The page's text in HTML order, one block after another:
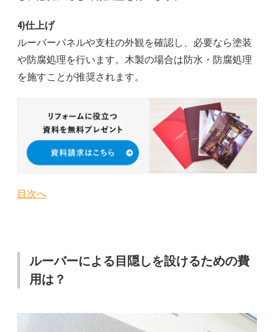
4)仕上げ
ルーバーパネルや支柱の外観を確認し、必要なら塗装
や防腐処理を行います。木製の場合は防水・防腐処理
を施すことが推奨されます。
目次へ
ルーバーによる目隠しを設けるための費
用は？